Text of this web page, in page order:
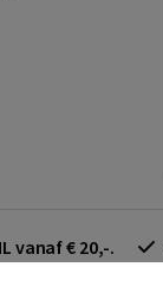
vanaf € 20,-.